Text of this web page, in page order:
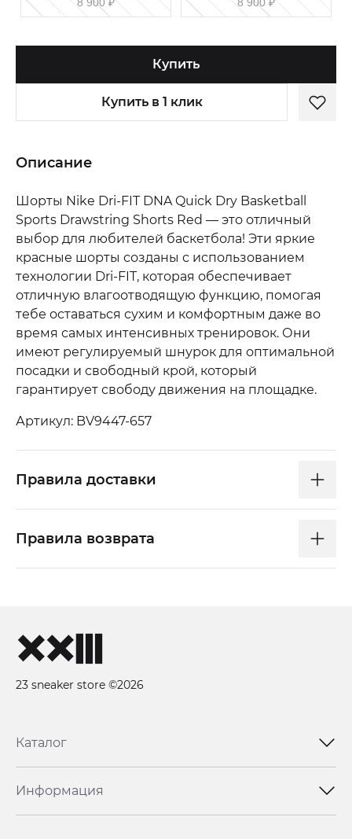
8 900 ₽ 8 900 ₽
Купить
Купить в 1 клик
Описание
Шорты Nike Dri-FIT DNA Quick Dry Basketball
Sports Drawstring Shorts Red — это отличный
выбор для любителей баскетбола! Эти яркие
красные шорты созданы с использованием
технологии Dri-FIT, которая обеспечивает
отличную влагоотводящую функцию, помогая
тебе оставаться сухим и комфортным даже во
время самых интенсивных тренировок. Они
имеют регулируемый шнурок для оптимальной
посадки и свободный крой, который
гарантирует свободу движения на площадке.
Артикул: BV9447-657
Правила доставки
Правила возврата
23 sneaker store ©2026
Каталог
Информация